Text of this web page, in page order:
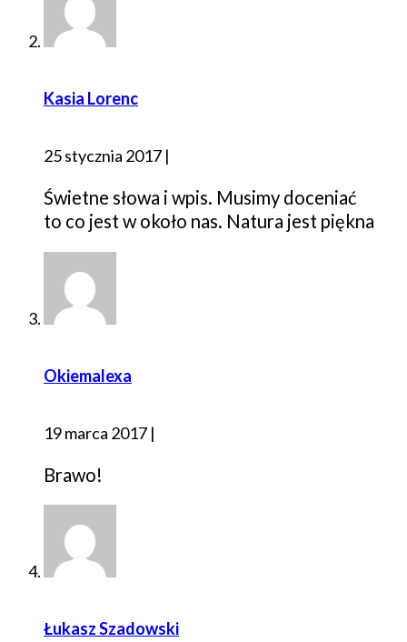
Kasia Lorenc
25 stycznia 2017 |
Świetne słowa i wpis. Musimy doceniać
to co jest w około nas. Natura jest piękna
Okiemalexa
19 marca 2017 |
Brawo!
Łukasz Szadowski